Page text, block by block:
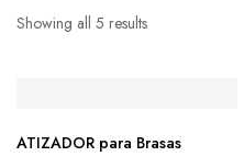
Showing all 5 results
ATIZADOR para Brasas